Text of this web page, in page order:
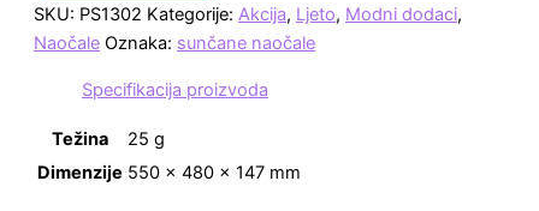
SKU: PS1302 Kategorije: Akcija, Ljeto, Modni dodaci,
Naočale Oznaka: sunčane naočale
Specifikacija proizvoda
Težina
25 g
Dimenzije 550 × 480 × 147 mm